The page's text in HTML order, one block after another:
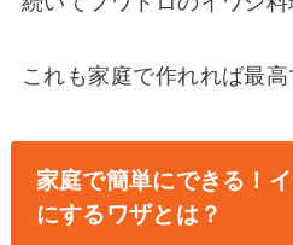
これも家庭で作れれば最高
家庭で簡単にできる！
にするワザとは？